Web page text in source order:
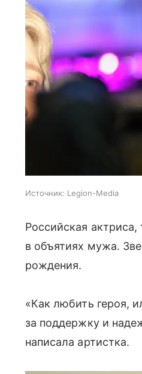
Источник: Legion-Media
Российская
в объятиях мужа.
рождения.
«Как любить героя,
за поддержку и
написала артистка.